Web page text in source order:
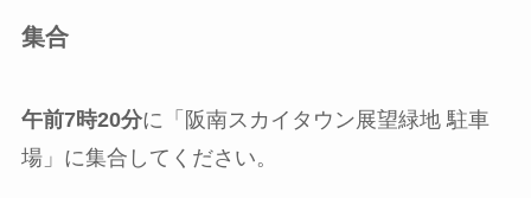
集合
午前7時20分に「阪南スカイタウン展望緑地 駐車
場」に集合してください。